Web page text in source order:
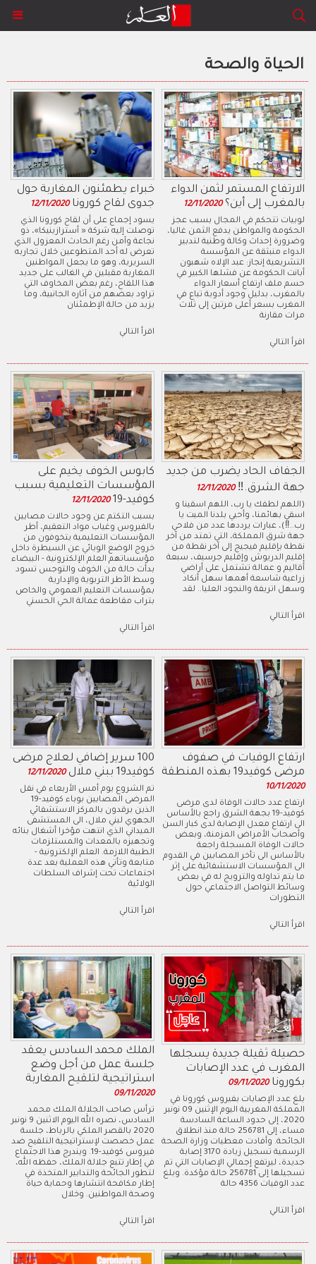
الحياة والصحة
خبراء يطمئنون المغاربة حول
جدوى لقاح كورونا 12/11/2020
يسود إجماع على أن لقاح كورونا الذي
توصلت إليه شركة « أسترازينيكا»، ذو
نجاعة وآمن رغم الحادث المعزول الذي
تعرض له أحد المتطوعين خلال تجاربه
السريرية، وهو ما يجعل المواطنين
المغاربة مقبلين في الغالب على جديد
هذا اللقاح، رغم بعض المخاوف التي
تراود بعضهم من آثاره الجانبية، وما
يزيد من حالة الإطمئنان
اقرأ التالي
الارتفاع المستمر لثمن الدواء
بالمغرب إلى أين؟ 12/11/2020
لوبيات تتحكم في المجال بسبب عجز
الحكومة والمواطن يدفع الثمن غاليا،
وضرورة إحداث وكالة وطنية لتدبير
الدواء منبثقة عن المؤسسة
التشريعية إنجاز: عبد الإلاه شهبون
أبانت الحكومة عن فشلها الكبير في
حسم ملف ارتفاع أسعار الدواء
بالمغرب، بدليل وجود أدوية تباع في
المغرب بسعر أعلى مرتين إلى ثلاث
مرات مقارنة
اقرأ التالي
كابوس الخوف يخيم على
المؤسسات التعليمية بسبب
كوفيد-19
12/11/2020
بسبب التكتم عن وجود حالات مصابين
بالفيروس وغياب مواد التعقيم، أطر
المؤسسات التعليمية يتخوفون من
خروج الوضع الوبائي عن السيطرة داخل
مؤسساتهم العلم الإلكترونية - البيضاء
بدأت حالة من الخوف والتوجس تسود
وسط الأطر التربوية والإدارية
بمؤسسات التعليم العمومي والخاص
بتراب مقاطعة عمالة الحي الحسني
اقرأ التالي
الجفاف الحاد يضرب من جديد
جهة الشرق.‼ 12/11/2020
(اللهم لطفك يا رب، اللهم اسقينا و
اسقي بهائمنا، وأحيي بلدنا الميت يا
رب..‼)، عبارات يرددها عدد من فلاحي
جهة شرق المملكة، التي تمتد من آخر
نقطة بإقليم فيجيج إلى آخر نقطة من
إقليم الدريوش وإقليم جرسيف، سبعة
أقاليم و عمالة تشتمل على أراضي
زراعية شاسعة أهمها سهل أنكاد
وسهل اتريفة والنجود العليا.. لقد
اقرأ التالي
100 سرير إضافي لعلاج مرضى
كوفيد19 ببني ملال
12/11/2020
تم الشروع يوم أمس الأربعاء في نقل
المرضى المصابين بوباء كوفيد-19
الذين يرقدون بالمركز الاستشفائي
الجهوي لبني ملال، الى المستشفى
الميداني الذي انتهت مؤخرا أشغال بنائه
وتجهيزه بالمعدات والمستلزمات
الطبية اللازمة. العلم الإلكترونية -
متابعة وتأتي هذه العملية بعد عدة
اجتماعات تحت إشراف السلطات
الولائية
اقرأ التالي
ارتفاع الوفيات في صفوف
مرضى كوفيد19 بهذه المنطقة
10/11/2020
ارتفاع عدد حالات الوفاة لدى مرضى
كوفيد-19 بجهة الشرق راجع بالأساس
الى ارتفاع معدل الإصابة لدى كبار السن
وأصحاب الأمراض المزمنة، وبعض
حالات الوفاة المسجلة راجعة
بالأساس الى تأخر المصابين في القدوم
الى المؤسسات الاستشفائية على إثر
ما يتم تداوله والترويج له في بعض
وسائط التواصل الاجتماعي حول
التطورات
اقرأ التالي
الملك محمد السادس يعقد
جلسة عمل من أجل وضع
استراتيجية لتلقيح المغاربة
09/11/2020
ترأس صاحب الجلالة الملك محمد
السادس، نصره الله اليوم الاثنين 9 نونبر
2020 بالقصر الملكي بالرباط، جلسة
عمل خصصت لإستراتيجية التلقيح ضد
فيروس كوفيد-19. ويندرج هذا الاجتماع
في إطار تتبع جلالة الملك، حفظه الله،
لتطور الجائحة والتدابير المتخذة في
إطار مكافحة انتشارها وحماية حياة
وصحة المواطنين. وخلال
اقرأ التالي
حصيلة ثقيلة جديدة يسجلها
المغرب في عدد الإصابات
بكورونا 09/11/2020
بلغ عدد الإصابات بفيروس كورونا في
المملكة المغربية اليوم الإثنين 09 نونبر
2020، إلى حدود الساعة السادسة
مساء، إلى 256781 حالة منذ انطلاق
الجائحة. وأفادت معطيات وزارة الصحة
الرسمية تسجيل زيادة 3170 إصابة
جديدة، ليرتفع إجمالي الإصابات التي تم
تسجيلها إلى 256781 حالة مؤكدة. وبلغ
عدد الوفيات 4356 حالة
اقرأ التالي